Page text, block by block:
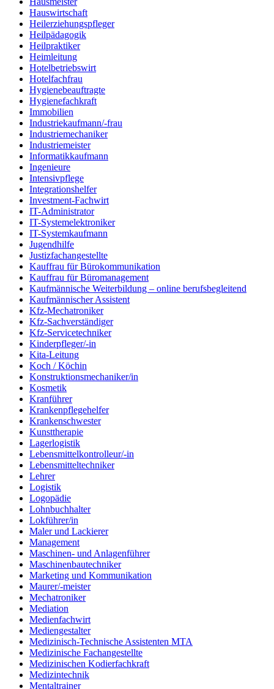
Hauswirtschaft
Heilerziehungspfleger
Heilpädagogik
Heilpraktiker
Heimleitung
Hotelbetriebswirt
Hotelfachfrau
Hygienebeauftragte
Hygienefachkraft
Immobilien
Industriekaufmann/-frau
Industriemechaniker
Industriemeister
Informatikkaufmann
Ingenieure
Intensivpflege
Integrationshelfer
Investment-Fachwirt
IT-Administrator
IT-Systemelektroniker
IT-Systemkaufmann
Jugendhilfe
Justizfachangestellte
Kauffrau für Bürokommunikation
Kauffrau für Büromanagement
Kaufmännische Weiterbildung – online berufsbegleitend
Kaufmännischer Assistent
Kfz-Mechatroniker
Kfz-Sachverständiger
Kfz-Servicetechniker
Kinderpfleger/-in
Kita-Leitung
Koch / Köchin
Konstruktionsmechaniker/in
Kosmetik
Kranführer
Krankenpflegehelfer
Krankenschwester
Kunsttherapie
Lagerlogistik
Lebensmittelkontrolleur/-in
Lebensmitteltechniker
Lehrer
Logistik
Logopädie
Lohnbuchhalter
Lokführer/in
Maler und Lackierer
Management
Maschinen- und Anlagenführer
Maschinenbautechniker
Marketing und Kommunikation
Maurer/-meister
Mechatroniker
Mediation
Medienfachwirt
Mediengestalter
Medizinisch-Technische Assistenten MTA
Medizinische Fachangestellte
Medizinischen Kodierfachkraft
Medizintechnik
Mentaltrainer